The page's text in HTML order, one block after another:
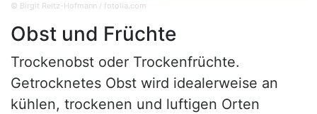
© Birgit Reitz-Hofmann / fotolia.com
Obst und Früchte
Trockenobst oder Trockenfrüchte.
Getrocknetes Obst wird idealerweise an
kühlen, trockenen und luftigen Orten